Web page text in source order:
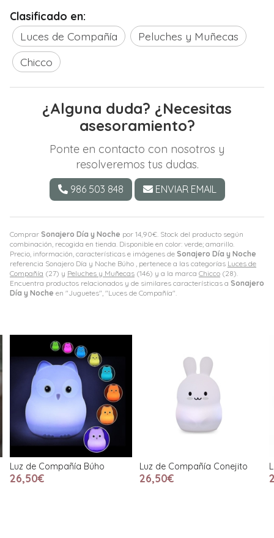
Comprar Sonajero Día y Noche por 14,90€. Stock del producto según
combinación, recogida en tienda. Disponible en color: verde; amarillo.
Precio, información, características e imágenes de Sonajero Día y Noche
referencia Sonajero Día y Noche Búho , pertenece a las categorías Luces de
Compañía (27) y Peluches y Muñecas (146) y a la marca Chicco (28).
Encuentra productos relacionados y de similares características a Sonajero
Día y Noche en "Juguetes", "Luces de Compañía".
Clasificado en:
Luces de Compañía
Peluches y Muñecas
Chicco
¿Alguna duda? ¿Necesitas
asesoramiento?
Ponte en contacto con nosotros y
resolveremos tus dudas.
986 503 848 ENVIAR EMAIL
Luz de Compañía Búho
26,50€
Luz de Compañía Conejito
26,50€